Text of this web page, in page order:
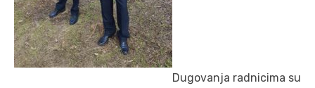
Dugovanja radnicima su